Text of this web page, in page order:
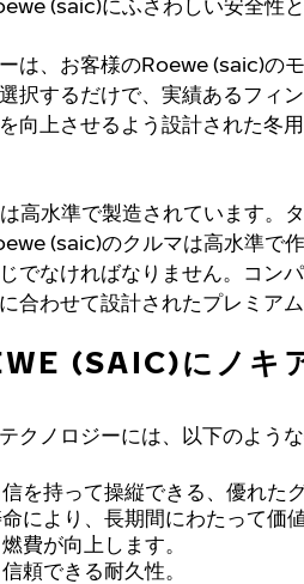
は、お客様のRoewe (saic)の
択するだけで、実績あるフィ
向上させるよう設計された冬
高水準で製造されています。
(saic)のクルマは高水準で
でなければなりません。コン
合わせて設計されたプレミア
(SAIC)にノキ
クノロジーには、以下のような
を持って操縦できる、優れたグ
により、長期間にわたって価
費が向上します。
頼できる耐久性。